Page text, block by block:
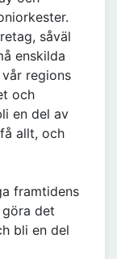
såväl
enskilda
regions
och
en del av
allt, och
framtidens
det
bli en del